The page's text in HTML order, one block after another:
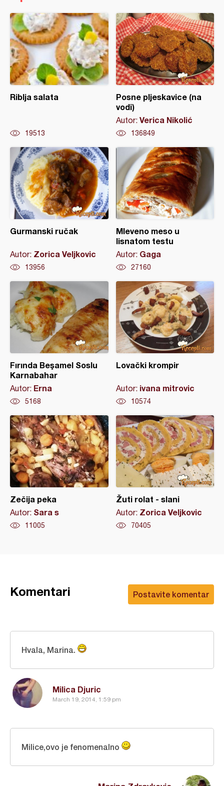
Riblja salata
19513
Posne pljeskavice (na
vodi)
Autor: Verica Nikolić
136849
Gurmanski ručak
Autor: Zorica Veljkovic
13956
Mleveno meso u
lisnatom testu
Autor: Gaga
27160
Fırında Beşamel Soslu
Karnabahar
Autor: Erna
5168
Lovački krompir
Autor: ivana mitrovic
10574
Zečija peka
Autor: Sara s
11005
Žuti rolat - slani
Autor: Zorica Veljkovic
70405
Postavite komentar
Komentari
Milica Djuric
March 19, 2014, 1:59 pm
Hvala, Marina.
Milice,ovo je fenomenalno